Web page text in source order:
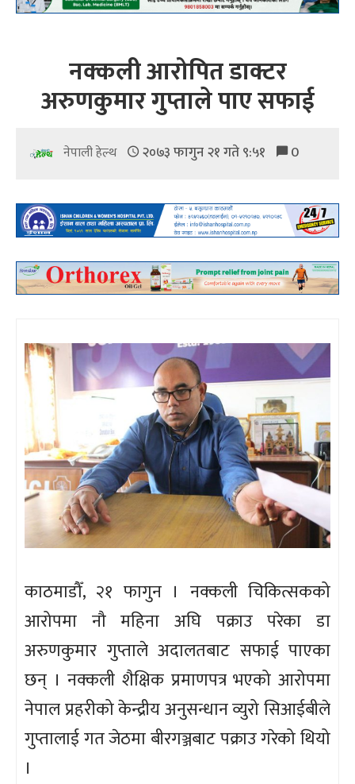
नक्कली आरोपित डाक्टर
अरुणकुमार गुप्ताले पाए सफाई
नेपाली हेल्थ २०७३ फागुन २१ गते ९:५१ 0
काठमाडौँ, २१ फागुन । नक्कली चिकित्सकको
आरोपमा नौ महिना अघि पक्राउ परेका डा
अरुणकुमार गुप्ताले अदालतबाट सफाई पाएका
छन् । नक्कली शैक्षिक प्रमाणपत्र भएको आरोपमा
नेपाल प्रहरीको केन्द्रीय अनुसन्धान व्युरो सिआईबीले
गुप्तालाई गत जेठमा बीरगञ्जबाट पक्राउ गरेको थियो
।